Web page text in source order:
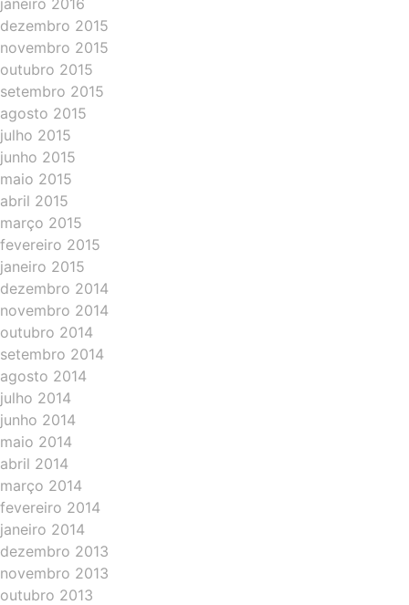
janeiro 2016
dezembro 2015
novembro 2015
outubro 2015
setembro 2015
agosto 2015
julho 2015
junho 2015
maio 2015
abril 2015
março 2015
fevereiro 2015
janeiro 2015
dezembro 2014
novembro 2014
outubro 2014
setembro 2014
agosto 2014
julho 2014
junho 2014
maio 2014
abril 2014
março 2014
fevereiro 2014
janeiro 2014
dezembro 2013
novembro 2013
outubro 2013